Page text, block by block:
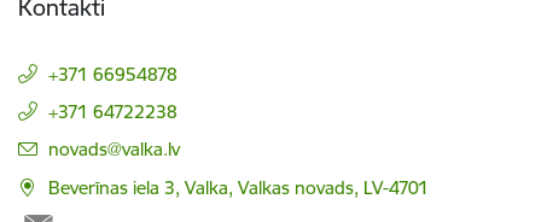
Kontakti
+371 66954878
+371 64722238
E-pasts:
novads@valka.lv
Beverīnas iela 3, Valka, Valkas novads, LV-4701